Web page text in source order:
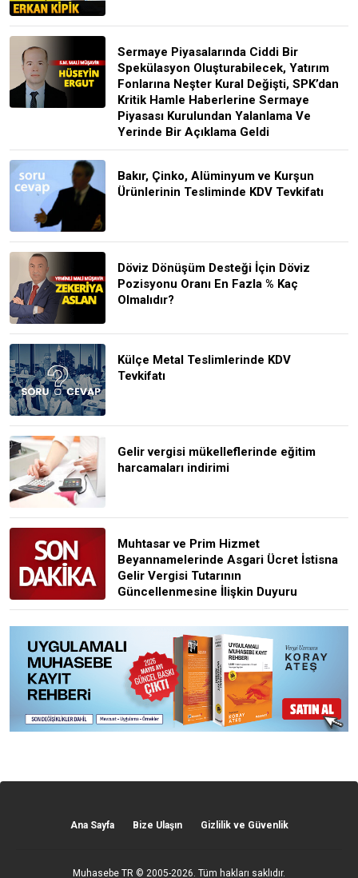
Sermaye Piyasalarında Ciddi Bir
Spekülasyon Oluşturabilecek, Yatırım
Fonlarına Neşter Kural Değişti, SPK’dan
Kritik Hamle Haberlerine Sermaye
Piyasası Kurulundan Yalanlama Ve
Yerinde Bir Açıklama Geldi
Bakır, Çinko, Alüminyum ve Kurşun
Ürünlerinin Tesliminde KDV Tevkifatı
Döviz Dönüşüm Desteği İçin Döviz
Pozisyonu Oranı En Fazla % Kaç
Olmalıdır?
Külçe Metal Teslimlerinde KDV
Tevkifatı
Gelir vergisi mükelleflerinde eğitim
harcamaları indirimi
Muhtasar ve Prim Hizmet
Beyannamelerinde Asgari Ücret İstisna
Gelir Vergisi Tutarının
Güncellenmesine İlişkin Duyuru
Ana Sayfa Bize Ulaşın Gizlilik ve Güvenlik
Muhasebe TR © 2005-2026. Tüm hakları saklıdır.